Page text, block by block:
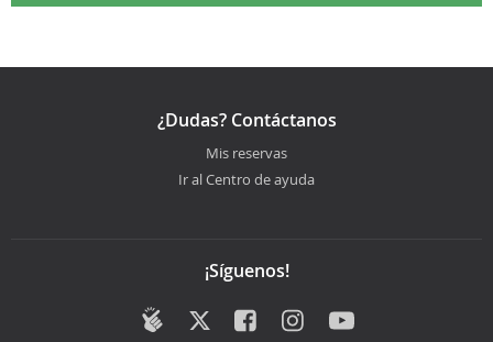
¿Dudas? Contáctanos
Mis reservas
Ir al Centro de ayuda
¡Síguenos!